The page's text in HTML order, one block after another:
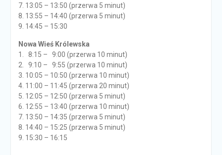
7. 13:05 – 13:50 (przerwa 5 minut)
8. 13:55 – 14:40 (przerwa 5 minut)
9. 14:45 – 15:30
Nowa Wieś Królewska
1. 8:15 – 9:00 (przerwa 10 minut)
2. 9:10 – 9:55 (przerwa 10 minut)
3. 10:05 – 10:50 (przerwa 10 minut)
4. 11:00 – 11:45 (przerwa 20 minut)
5. 12:05 – 12:50 (przerwa 5 minut)
6. 12:55 – 13:40 (przerwa 10 minut)
7. 13:50 – 14:35 (przerwa 5 minut)
8. 14:40 – 15:25 (przerwa 5 minut)
9. 15:30 – 16:15